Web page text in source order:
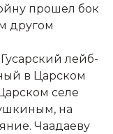
прошел бок
другом
лейб-
в Царском
селе
на
Чаадаеву